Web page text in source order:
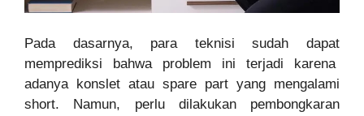
Pada dasarnya, para teknisi sudah dapat
memprediksi bahwa problem ini terjadi karena
adanya konslet atau spare part yang mengalami
short. Namun, perlu dilakukan pembongkaran